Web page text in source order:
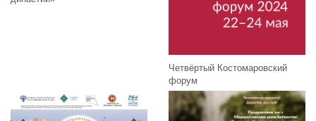
Четвёртый Костомаровский
форум